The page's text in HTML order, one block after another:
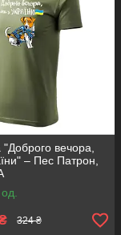
"Доброго вечора,
– Пес Патрон,
324 ₴